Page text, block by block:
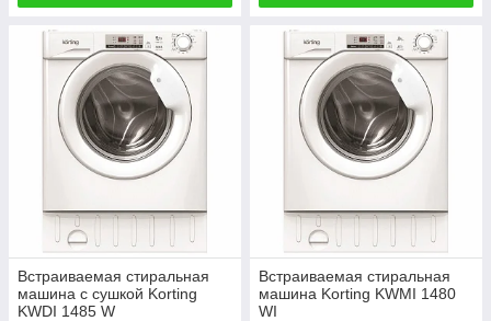
Встраиваемая стиральная
машина с сушкой Korting
KWDI 1485 W
Встраиваемая стиральная
машина Korting KWMI 1480
WI